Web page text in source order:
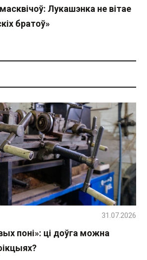
Лукашэнка не вітае
братоў»
поні»: ці доўга можна
31.07.2026